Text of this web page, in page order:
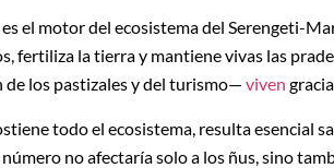
el motor del ecosistema del Serengeti-
fertiliza la tierra y mantiene vivas las
de los pastizales y del turismo— viven
todo el ecosistema, resulta esencial
no afectaría solo a los ñus, sino